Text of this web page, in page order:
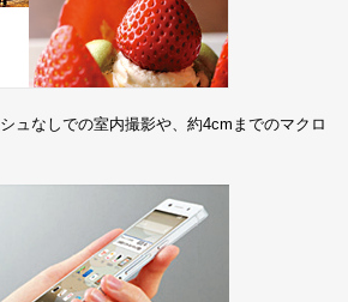
ュなしでの室内撮影や、約4cmまでのマクロ